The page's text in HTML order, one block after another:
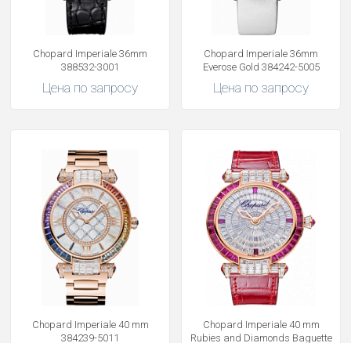
Chopard Imperiale 36mm
388532-3001
Цена по запросу
Chopard Imperiale 36mm
Everose Gold 384242-5005
Цена по запросу
Chopard Imperiale 40 mm
384239-5011
Chopard Imperiale 40 mm
Rubies and Diamonds Baguette